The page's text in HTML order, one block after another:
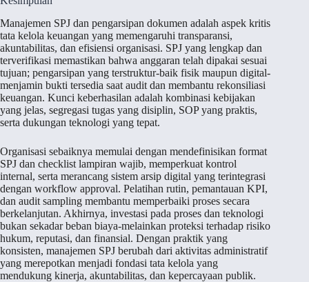
Manajemen SPJ dan pengarsipan dokumen adalah aspek kritis
tata kelola keuangan yang memengaruhi transparansi,
akuntabilitas, dan efisiensi organisasi. SPJ yang lengkap dan
terverifikasi memastikan bahwa anggaran telah dipakai sesuai
tujuan; pengarsipan yang terstruktur-baik fisik maupun digital-
menjamin bukti tersedia saat audit dan membantu rekonsiliasi
keuangan. Kunci keberhasilan adalah kombinasi kebijakan
yang jelas, segregasi tugas yang disiplin, SOP yang praktis,
serta dukungan teknologi yang tepat.
Organisasi sebaiknya memulai dengan mendefinisikan format
SPJ dan checklist lampiran wajib, memperkuat kontrol
internal, serta merancang sistem arsip digital yang terintegrasi
dengan workflow approval. Pelatihan rutin, pemantauan KPI,
dan audit sampling membantu memperbaiki proses secara
berkelanjutan. Akhirnya, investasi pada proses dan teknologi
bukan sekadar beban biaya-melainkan proteksi terhadap risiko
hukum, reputasi, dan finansial. Dengan praktik yang
konsisten, manajemen SPJ berubah dari aktivitas administratif
yang merepotkan menjadi fondasi tata kelola yang
mendukung kinerja, akuntabilitas, dan kepercayaan publik.